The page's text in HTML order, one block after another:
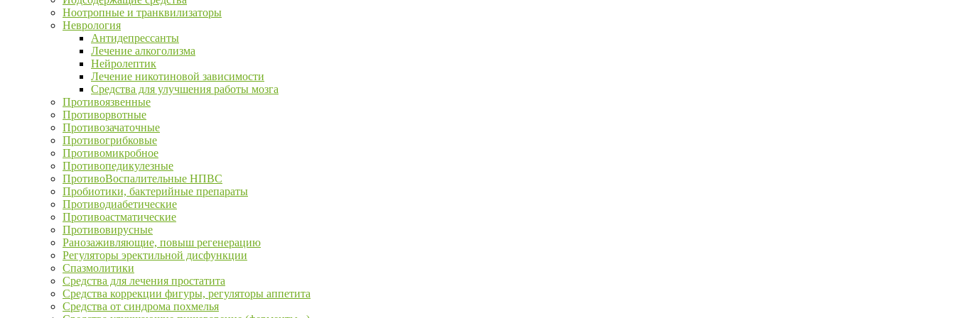
Ноотропные и транквилизаторы
Неврология
Антидепрессанты
Лечение алкоголизма
Нейролептик
Лечение никотиновой зависимости
Средства для улучшения работы мозга
Противоязвенные
Противорвотные
Противозачаточные
Противогрибковые
Противомикробное
Противопедикулезные
ПротивоВоспалительные НПВС
Пробиотики, бактерийные препараты
Противодиабетические
Противоастматические
Противовирусные
Ранозаживляющие, повыш регенерацию
Регуляторы эректильной дисфункции
Спазмолитики
Средства для лечения простатита
Средства коррекции фигуры, регуляторы аппетита
Средства от синдрома похмелья